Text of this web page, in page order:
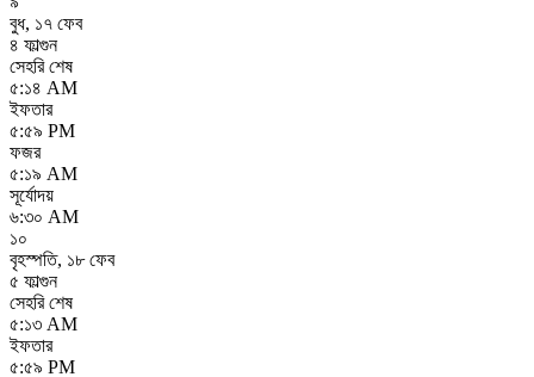
বুধ, ১৭ ফেব
৪ ফাল্গুন
সেহরি শেষ
৫:১৪ AM
ইফতার
৫:৫৯ PM
ফজর
৫:১৯ AM
সূর্যোদয়
৬:৩০ AM
১০
বৃহস্পতি, ১৮ ফেব
৫ ফাল্গুন
সেহরি শেষ
৫:১৩ AM
ইফতার
৫:৫৯ PM